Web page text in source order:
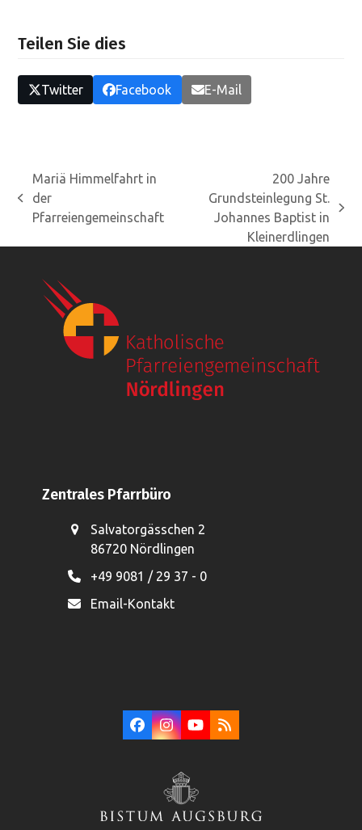
Teilen Sie dies
Twitter Facebook E-Mail
vorheriger
Beitrag:
Mariä Himmelfahrt in
der
Pfarreiengemeinschaft
Nächster
200 Jahre
Grundsteinlegung St.
Johannes Baptist in
Kleinerdlingen
Zentrales Pfarrbüro
Salvatorgässchen 2
86720 Nördlingen
+49 9081 / 29 37 - 0
Email-Kontakt
Facebook
Instagram
YouTube
RSS